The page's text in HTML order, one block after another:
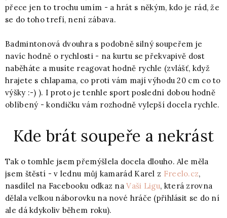
přece jen to trochu umím - a hrát s někým, kdo je rád, že
se do toho trefí, není zábava.
Badmintonová dvouhra s podobně silný soupeřem je
navíc hodně o rychlosti - na kurtu se překvapivě dost
naběháte a musíte reagovat hodně rychle (zvlášť, když
hrajete s chlapama, co proti vám mají výhodu 20 cm co to
výšky :-) ). I proto je tenhle sport poslední dobou hodně
oblíbený - kondičku vám rozhodně vylepší docela rychle.
Kde brát soupeře a nekrást
Tak o tomhle jsem přemýšlela docela dlouho. Ale měla
jsem štěstí - v lednu můj kamarád Karel z Freelo.cz,
nasdílel na Facebooku odkaz naVaši Ligu, která zrovna
dělala velkou náborovku na nové hráče (přihlásit se do ní
ale dá kdykoliv během roku).